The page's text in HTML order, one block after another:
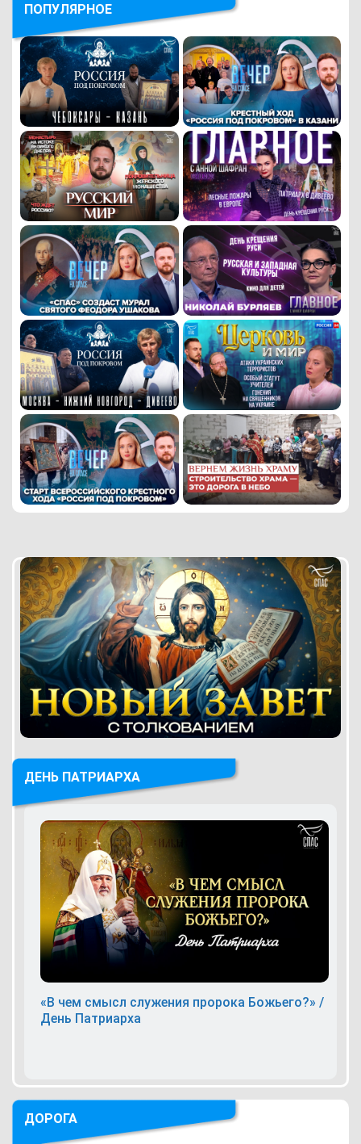
ПОПУЛЯРНОЕ
ДЕНЬ ПАТРИАРХА
«В чем смысл служения пророка Божьего?» /
День Патриарха
ДОРОГА